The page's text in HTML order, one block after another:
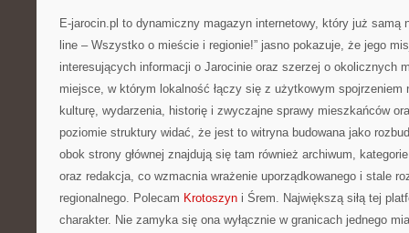
E-jarocin.pl to dynamiczny magazyn internetowy, który już samą
line – Wszystko o mieście i regionie!” jasno pokazuje, że jego
interesujących informacji o Jarocinie oraz szerzej o okolicznych
miejsce, w którym lokalność łączy się z użytkowym
kulturę, wydarzenia, historię i zwyczajne sprawy mieszkańców
poziomie struktury widać, że jest to witryna budowana jako
obok strony głównej znajdują się tam również archiwum,
oraz redakcja, co wzmacnia wrażenie uporządkowanego i stale
regionalnego. Polecam Krotoszyn i Śrem. Największą siłą tej
charakter. Nie zamyka się ona wyłącznie w granicach jednego